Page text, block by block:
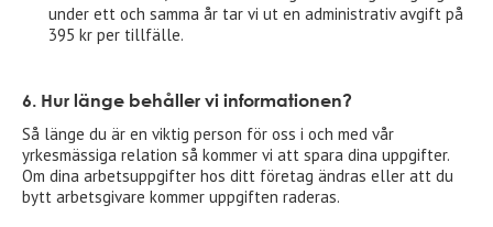
under ett och samma år tar vi ut en administrativ avgift på
395 kr per tillfälle.
6. Hur länge behåller vi informationen?
Så länge du är en viktig person för oss i och med vår
yrkesmässiga relation så kommer vi att spara dina uppgifter.
Om dina arbetsuppgifter hos ditt företag ändras eller att du
bytt arbetsgivare kommer uppgiften raderas.